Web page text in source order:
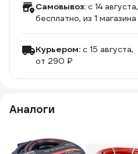
Самовывоз: c 14 августа,
бесплатно, из 1 магазина
Курьером: c 15 августа,
от 290 ₽
Аналоги